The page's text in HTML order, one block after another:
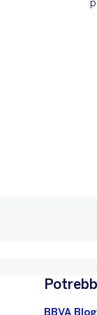
BBVA Blog